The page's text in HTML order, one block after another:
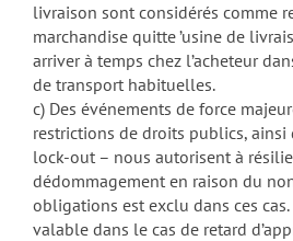
livraison sont considérés comme
marchandise quitte ’usine de
arriver à temps chez l’acheteur
de transport habituelles.
c) Des événements de force
restrictions de droits publics, ainsi
lock-out – nous autorisent à
dédommagement en raison du
obligations est exclu dans ces
valable dans le cas de retard